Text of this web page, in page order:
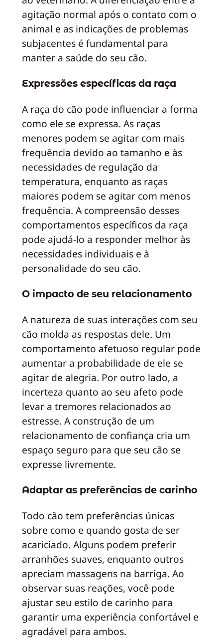
agitação normal após o contato com o
animal e as indicações de problemas
subjacentes é fundamental para
manter a saúde do seu cão.
Expressões específicas da raça
A raça do cão pode influenciar a forma
como ele se expressa. As raças
menores podem se agitar com mais
frequência devido ao tamanho e às
necessidades de regulação da
temperatura, enquanto as raças
maiores podem se agitar com menos
frequência. A compreensão desses
comportamentos específicos da raça
pode ajudá-lo a responder melhor às
necessidades individuais e à
personalidade do seu cão.
O impacto de seu relacionamento
A natureza de suas interações com seu
cão molda as respostas dele. Um
comportamento afetuoso regular pode
aumentar a probabilidade de ele se
agitar de alegria. Por outro lado, a
incerteza quanto ao seu afeto pode
levar a tremores relacionados ao
estresse. A construção de um
relacionamento de confiança cria um
espaço seguro para que seu cão se
expresse livremente.
Adaptar as preferências de carinho
Todo cão tem preferências únicas
sobre como e quando gosta de ser
acariciado. Alguns podem preferir
arranhões suaves, enquanto outros
apreciam massagens na barriga. Ao
observar suas reações, você pode
ajustar seu estilo de carinho para
garantir uma experiência confortável e
agradável para ambos.